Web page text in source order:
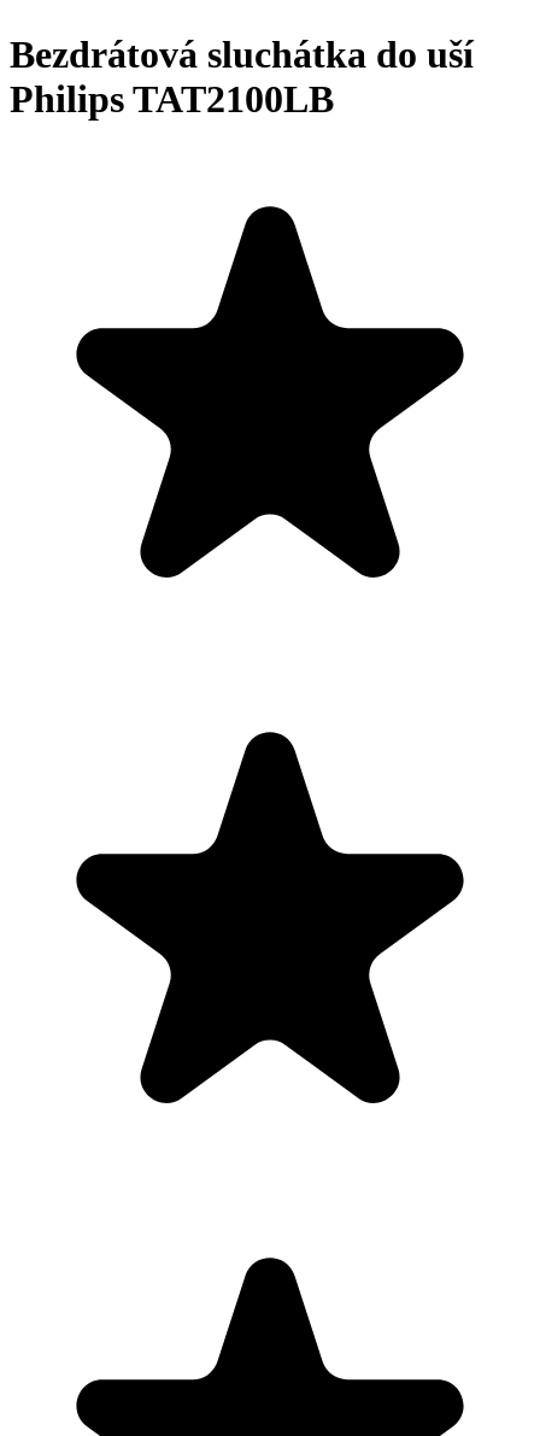
Bezdrátová sluchátka do uší
Philips TAT2100LB